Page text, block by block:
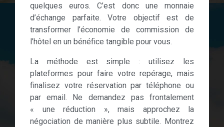
quelques euros. C’est donc une monnaie
d’échange parfaite. Votre objectif est de
transformer l’économie de commission de
l’hôtel en un bénéfice tangible pour vous.
La méthode est simple : utilisez les
plateformes pour faire votre repérage, mais
finalisez votre réservation par téléphone ou
par email. Ne demandez pas frontalement
« une réduction », mais approchez la
négociation de manière plus subtile. Montrez